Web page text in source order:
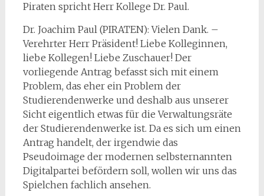
Piraten spricht Herr Kollege Dr. Paul.
Dr. Joachim Paul (PIRATEN): Vielen Dank. –
Verehrter Herr Präsident! Liebe Kolleginnen,
liebe Kollegen! Liebe Zuschauer! Der
vorliegende Antrag befasst sich mit einem
Problem, das eher ein Problem der
Studierendenwerke und deshalb aus unserer
Sicht eigentlich etwas für die Verwaltungsräte
der Studierendenwerke ist. Da es sich um einen
Antrag handelt, der irgendwie das
Pseudoimage der modernen selbsternannten
Digitalpartei befördern soll, wollen wir uns das
Spielchen fachlich ansehen.